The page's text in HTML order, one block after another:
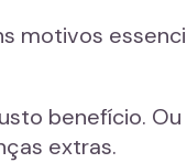
motivos
benefício.
extras.